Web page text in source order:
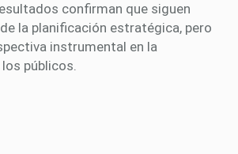
confirman que siguen
la planificación estratégica, pero
instrumental en la
públicos.